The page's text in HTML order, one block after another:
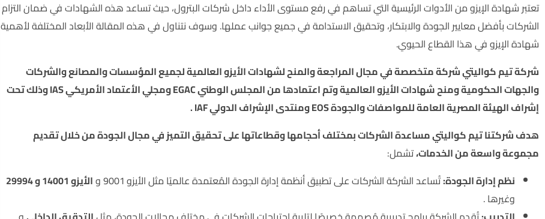
تعتبر شهادة الإيزو من الأدوات الرئيسية التي تساهم في رفع مستوى الأداء داخل شركات البترول، حيث تساعد هذه الشهادات في ضمان التزام
الشركات بأفضل معايير الجودة والابتكار، وتحقيق الاستدامة في جميع جوانب عملها. وسوف نتناول في هذه المقالة الأبعاد المختلفة لأهمية
شهادة الإيزو في هذا القطاع الحيوي.
شركة تيم كواليتي شركة متخصصة في مجال المراجعة والمنح لشهادات الأيزو العالمية لجميع المؤسسات والمصانع والشركات
والجهات الحكومية ومنح شهادات الأيزو العالمية وتم اعتمادها من المجلس الوطني EGAC ومجلي الأعتماد الأمريكي IAS وذلك تحت
إشراف الهيئة المصرية العامة للمواصفات والجودة EOS ومنتدى الإشراف الدولي IAF .
هدف شركتنا تيم كواليتي مساعدة الشركات بمختلف أحجامها وقطاعاتها على تحقيق التميز في مجال الجودة من خلال تقديم
مجموعة واسعة من الخدمات،تشمل:
نظم إدارة الجودة:تُساعد الشركة الشركات على تطبيق أنظمة إدارة الجودة المُعتمدة عالميًا مثل الأيزو9001 و الأيزو 14001 و 29994
وغيرها .